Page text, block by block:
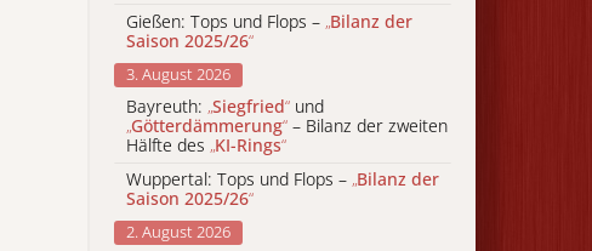
Gießen: Tops und Flops – „Bilanz der
Saison 2025/26“
3. August 2026
Bayreuth: „Siegfried“ und
„Götterdämmerung“ – Bilanz der zweiten
Hälfte des „KI-Rings“
Wuppertal: Tops und Flops – „Bilanz der
Saison 2025/26“
2. August 2026